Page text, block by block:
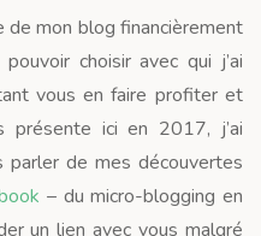
de mon blog financièrement
choisir avec qui j’ai
vous en faire profiter et
ici en 2017, j’ai
de mes découvertes
– du micro-blogging en
un lien avec vous malgré